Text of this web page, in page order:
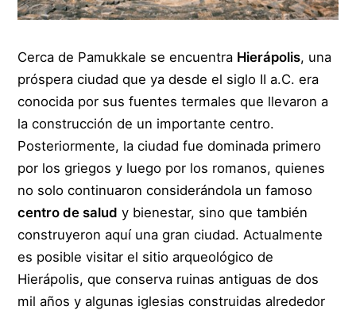
Cerca de Pamukkale se encuentra Hierápolis, una
próspera ciudad que ya desde el siglo II a.C. era
conocida por sus fuentes termales que llevaron a
la construcción de un importante centro.
Posteriormente, la ciudad fue dominada primero
por los griegos y luego por los romanos, quienes
no solo continuaron considerándola un famoso
centro de salud y bienestar, sino que también
construyeron aquí una gran ciudad. Actualmente
es posible visitar el sitio arqueológico de
Hierápolis, que conserva ruinas antiguas de dos
mil años y algunas iglesias construidas alrededor